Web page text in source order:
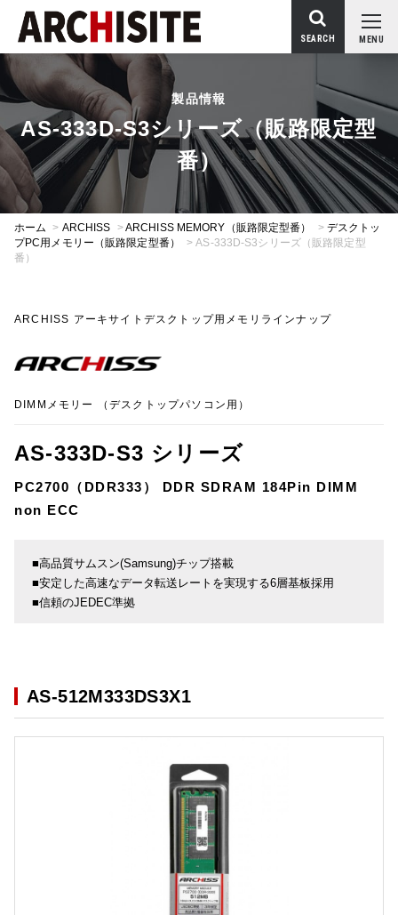
MENU
SEARCH
製品情報
AS-333D-S3シリーズ（販路限定型
番）
ホーム > ARCHISS >ARCHISS MEMORY（販路限定型番） > デスクトッ
プPC用メモリー（販路限定型番）
>AS-333D-S3シリーズ（販路限定型
番）
ARCHISS アーキサイトデスクトップ用メモリラインナップ
DIMMメモリー （デスクトップパソコン用）
AS-333D-S3 シリーズ
PC2700（DDR333） DDR SDRAM 184Pin DIMM
non ECC
■高品質サムスン(Samsung)チップ搭載
■安定した高速なデータ転送レートを実現する6層基板採用
■信頼のJEDEC準拠
AS-512M333DS3X1